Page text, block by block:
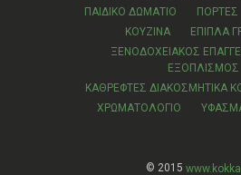
ΠΑΙΔΙΚΟ ΔΩΜΑΤΙΟ
ΠΟΡΤΕΣ
ΚΟΥΖΙΝΑ
ΕΠΙΠΛΑ
ΞΕΝΟΔΟΧΕΙΑΚΟΣ
ΕΞΟΠΛΙΣΜΟΣ
ΚΑΘΡΕΦΤΕΣ ΔΙΑΚΟΣΜΗΤΙΚΑ
ΧΡΩΜΑΤΟΛΟΓΙΟ
© 2015